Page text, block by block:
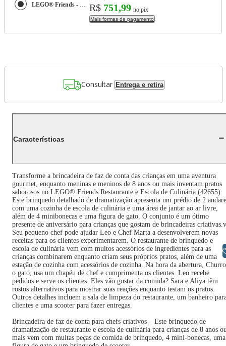
LEGO® Friends - Restaurante e Escola de Culinária R$ 751,99 no pix
Mais formas de pagamento
Consultar Entrega e retira
Características
Transforme a brincadeira de faz de conta das crianças em uma aventura
gourmet, enquanto meninas e meninos de 8 anos ou mais inventam pratos
saborosos no LEGO® Friends Restaurante e Escola de Culinária (42655).
Este brinquedo detalhado de dramatização apresenta um prédio de 2
com uma cozinha de escola de culinária e uma área de jantar ao ar livre,
além de 4 minibonecas e uma figura de gato. O conjunto é um ótimo
presente de aniversário para crianças que gostam de brincadeiras criativas.v
Seu pequeno chef pode ajudar Leo e Chef Marta a desenvolverem novas
receitas para os clientes experimentarem. O restaurante de brinquedo e
escola de culinária vem com muitos acessórios de ingredientes para as
crianças combinarem enquanto criam seus próprios pratos, além de uma
estação de cozinha com acessórios de cozinha. Na hora da abertura,
o gato, usa um chapéu de chef e cumprimenta os clientes. Leo recebe
pedidos e serve os clientes. Eles vão gostar da comida? Sara e Aliya têm
rostos alternativos para mostrar suas reações enquanto testam os pratos.
Outros detalhes incluem a sala de limpeza do restaurante, um banheiro
clientes e uma scooter para fazer entregas.
Brincadeira de faz de conta para chefs criativos – Este brinquedo de
dramatização de restaurante e escola de culinária para crianças de 8 anos
mais vem com muitas peças de comida de brinquedo, 4 mini-bonecas, uma
Libras